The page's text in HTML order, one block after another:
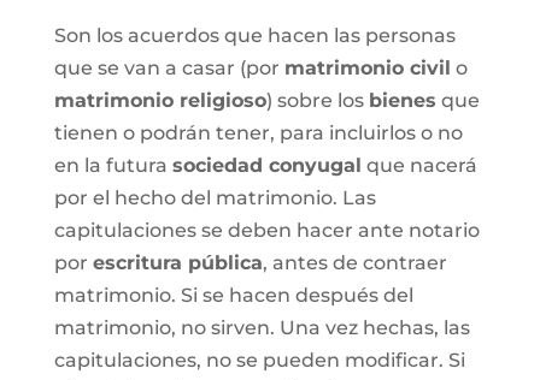
Son los acuerdos que hacen las personas
que se van a casar (por matrimonio civil o
matrimonio religioso) sobre los bienes que
tienen o podrán tener, para incluirlos o no
en la futura sociedad conyugal que nacerá
por el hecho del matrimonio. Las
capitulaciones se deben hacer ante notario
por escritura pública, antes de contraer
matrimonio. Si se hacen después del
matrimonio, no sirven. Una vez hechas, las
capitulaciones, no se pueden modificar. Si